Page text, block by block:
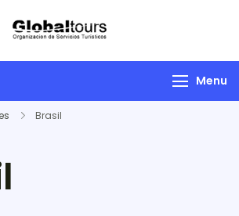
Servicios Turísticos
Menu
Brasil